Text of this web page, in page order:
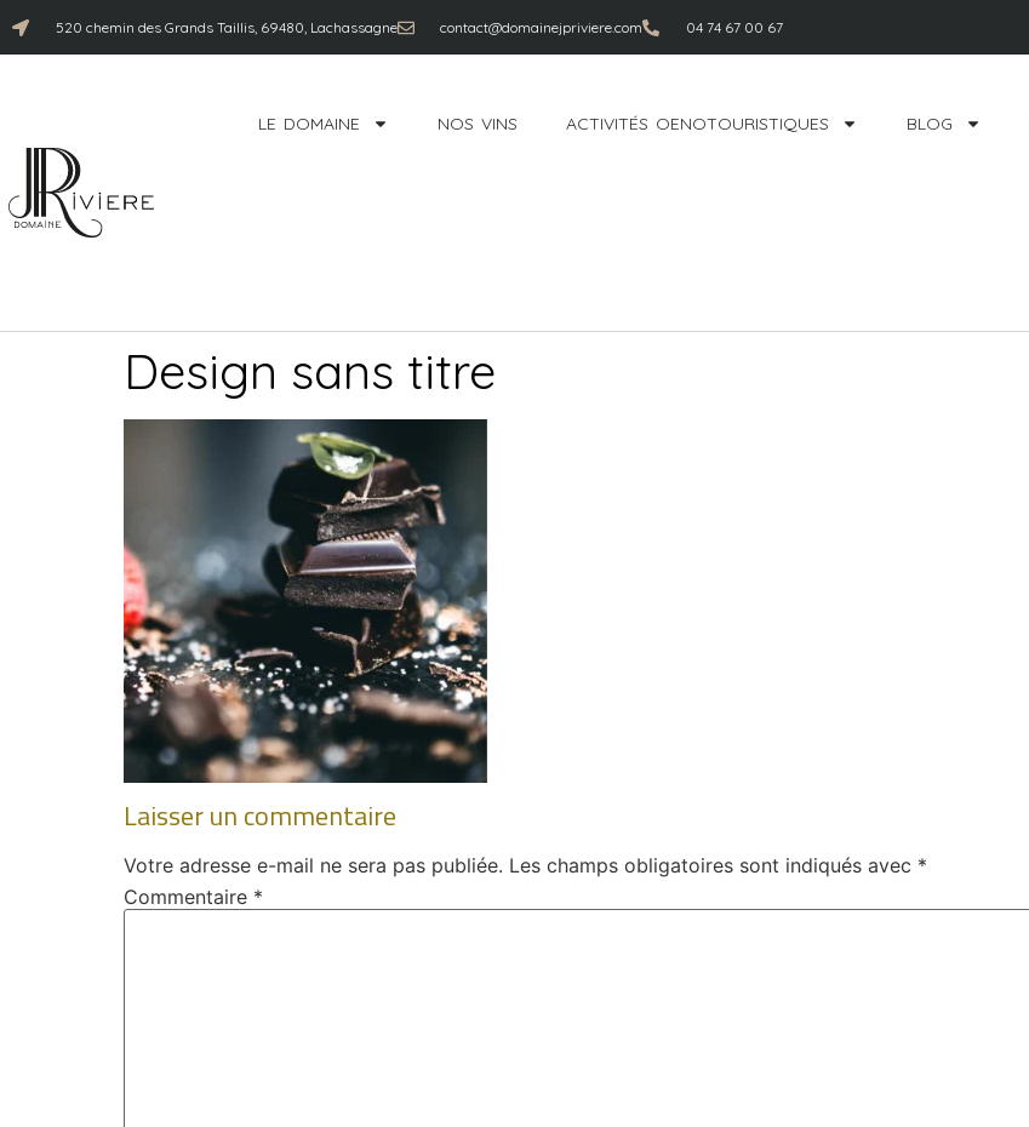
520 chemin des Grands Taillis, 69480, Lachassagne contact@domainejpriviere.com 04 74 67 00 67
LE DOMAINE NOS VINS ACTIVITÉS OENOTOURISTIQUES BLOG
Design sans titre
Laisser un commentaire
Votre adresse e-mail ne sera pas publiée. Les champs obligatoires sont indiqués avec *
Commentaire *